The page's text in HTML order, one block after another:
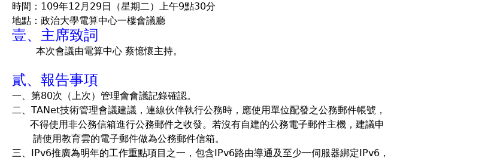
時間：109年12月29日（星期二）上午9點30分
地點：政治大學電算中心一樓會議廳
壹、主席致詞
本次會議由電算中心 蔡憶懷主持。
貳、報告事項
一、第80次（上次）管理會會議記錄確認。
二、TANet技術管理會議建議，連線伙伴執行公務時，應使用單位配發之公務郵件帳號，
不得使用非公務信箱進行公務郵件之收發。若沒有自建的公務電子郵件主機，建議申
請使用教育雲的電子郵件做為公務郵件信箱。
三、IPv6推廣為明年的工作重點項目之一，包含IPv6路由導通及至少一伺服器綁定IPv6，